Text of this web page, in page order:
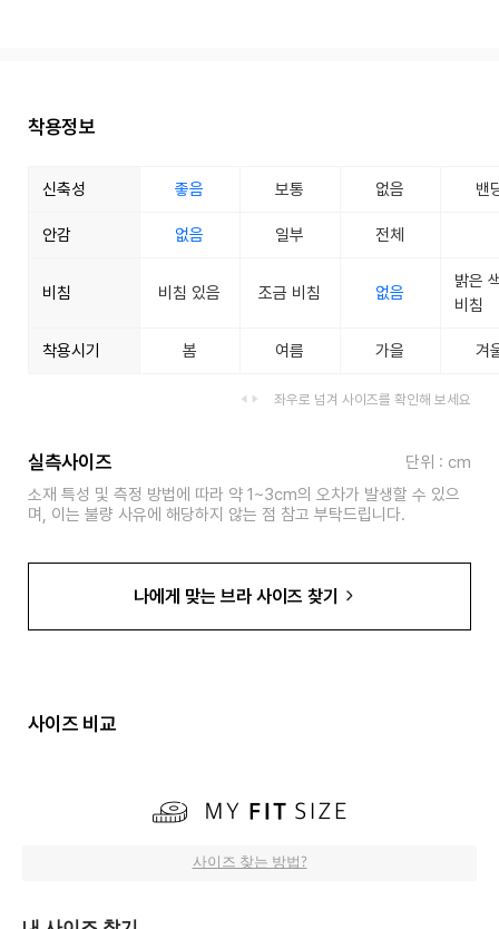
착용정보
신축성 좋음 보통 없음 밴
안감 없음 일부 전체
비침 비침 있음 조금 비침 없음
밝은
비침
착용시기 봄 여름 가을 겨
좌우로 넘겨 사이즈를 확인해 보세요
실측사이즈
단위 : cm
소재 특성 및 측정 방법에 따라 약 1~3cm의 오차가 발생할 수 있으
며, 이는 불량 사유에 해당하지 않는 점 참고 부탁드립니다.
나에게 맞는 브라 사이즈 찾기
사이즈 비교